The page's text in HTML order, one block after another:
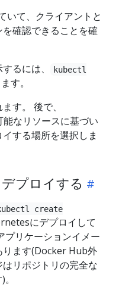
いて、クライアントと
確認できることを確
るには、
kubectl
す。
す。 後で、
なリソースに基づい
する場所を選択しま
プロイする
create
にデプロイして
プリケーションイメー
ります(Docker Hub外
リポジトリの完全な